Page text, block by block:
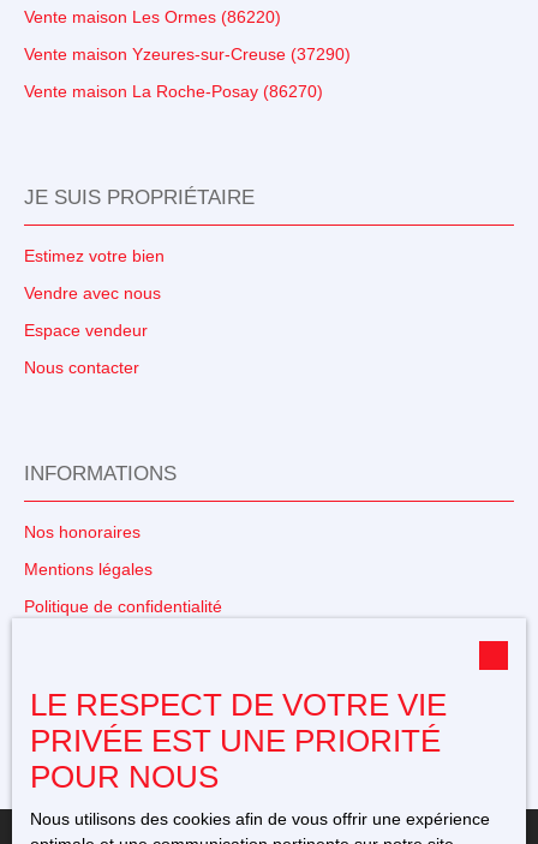
Vente maison Les Ormes (86220)
Vente maison Yzeures-sur-Creuse (37290)
Vente maison La Roche-Posay (86270)
JE SUIS PROPRIÉTAIRE
Estimez votre bien
Vendre avec nous
Espace vendeur
Nous contacter
INFORMATIONS
Nos honoraires
Mentions légales
Politique de confidentialité
Propulsé par
LE RESPECT DE VOTRE VIE
PRIVÉE EST UNE PRIORITÉ
POUR NOUS
Nous utilisons des cookies afin de vous offrir une expérience